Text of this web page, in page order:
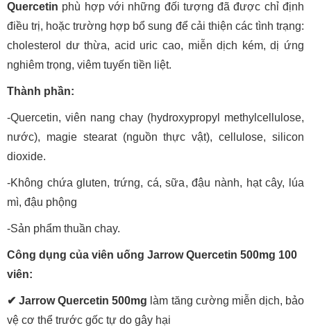
Quercetin phù hợp với những đối tượng đã được chỉ định
điều trị, hoặc trường hợp bổ sung để cải thiện các tình trạng:
cholesterol dư thừa, acid uric cao, miễn dịch kém, dị ứng
nghiêm trọng, viêm tuyến tiền liệt.
Thành phần:
-Quercetin, viên nang chay (hydroxypropyl methylcellulose,
nước), magie stearat (nguồn thực vật), cellulose, silicon
dioxide.
-Không chứa gluten, trứng, cá, sữa, đậu nành, hạt cây, lúa
mì, đậu phộng
-Sản phẩm thuần chay.
Công dụng của viên uống Jarrow Quercetin 500mg 100
viên:
✔ Jarrow Quercetin 500mg làm tăng cường miễn dịch, bảo
vệ cơ thể trước gốc tự do gây hại